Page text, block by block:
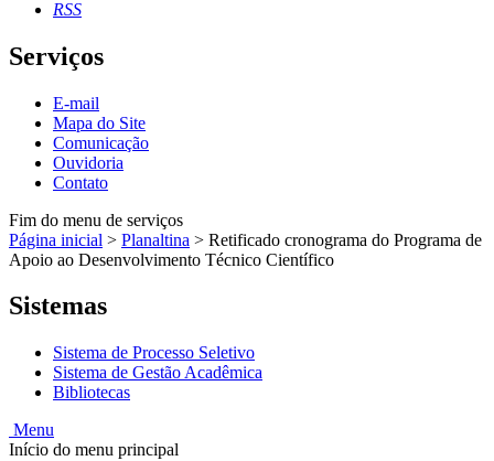
RSS
Serviços
E-mail
Mapa do Site
Comunicação
Ouvidoria
Contato
Fim do menu de serviços
Página inicial > Planaltina > Retificado cronograma do Programa de
Apoio ao Desenvolvimento Técnico Científico
Sistemas
Sistema de Processo Seletivo
Sistema de Gestão Acadêmica
Bibliotecas
Menu
Início do menu principal